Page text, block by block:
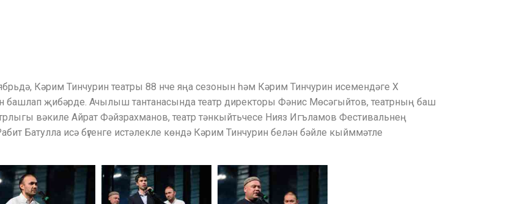
Кәрим Тинчурин театры 88 нче яңа сезонын һәм Кәрим Тинчурин исемендәге Х
башлап җибәрде. Ачылыш тантанасында театр директоры Фәнис Мөсәгыйтов, театрның баш
вәкиле Айрат Фәйзрахманов, театр тәнкыйтьчесе Нияз Игъламов Фестивальнең
Батулла исә бүгенге истәлекле көндә Кәрим Тинчурин белән бәйле кыйммәтле